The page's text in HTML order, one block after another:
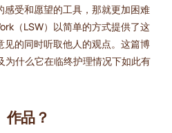
受和愿望的工具，那就更加困难
（LSW）以简单的方式提供了这
的同时听取他人的观点。这篇博
为什么它在临终护理情况下如此有
作品？